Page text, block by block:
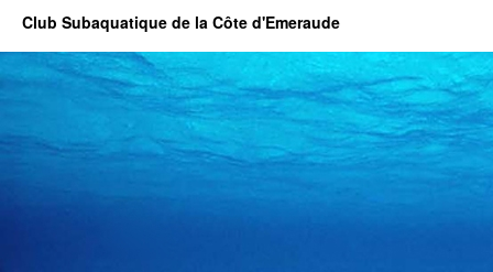
Club Subaquatique de la Côte d'Emeraude